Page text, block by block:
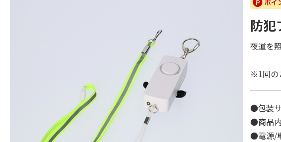
防
夜道を
※1回の
●包装
●商品
●電源/